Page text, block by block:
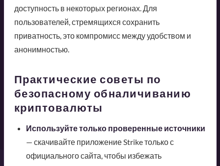
доступность в некоторых регионах. Для
пользователей, стремящихся сохранить
приватность, это компромисс между удобством и
анонимностью.
Практические советы по
безопасному обналичиванию
криптовалюты
Используйте только проверенные источники
— скачивайте приложение Strike только с
официального сайта, чтобы избежать